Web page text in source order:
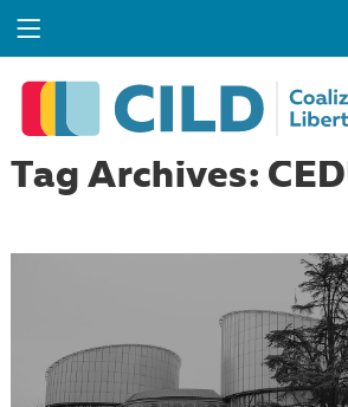
Tag Archives: